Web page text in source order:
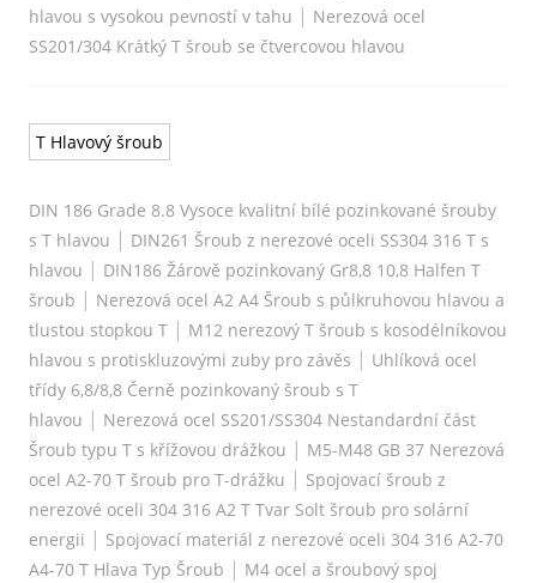
hlavou s vysokou pevností v tahu | Nerezová ocel
SS201/304 Krátký T šroub se čtvercovou hlavou
T Hlavový šroub
DIN 186 Grade 8.8 Vysoce kvalitní bílé pozinkované šrouby
s T hlavou | DIN261 Šroub z nerezové oceli SS304 316 T s
hlavou | DIN186 Žárově pozinkovaný Gr8,8 10,8 Halfen T
šroub | Nerezová ocel A2 A4 Šroub s půlkruhovou hlavou a
tlustou stopkou T| M12 nerezový T šroub s kosodélníkovou
hlavou s protiskluzovými zuby pro závěs | Uhlíková ocel
třídy 6,8/8,8 Černě pozinkovaný šroub s T
hlavou | Nerezová ocel SS201/SS304 Nestandardní část
Šroub typu T s křížovou drážkou | M5-M48 GB 37 Nerezová
ocel A2-70 T šroub pro T-drážku | Spojovací šroub z
nerezové oceli 304 316 A2 T Tvar Solt šroub pro solární
energii | Spojovací materiál z nerezové oceli 304 316 A2-70
A4-70 T Hlava Typ Šroub | M4 ocel a šroubový spoj